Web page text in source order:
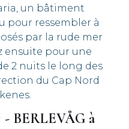
un bâtiment
pour ressembler à
par la rude mer
ensuite pour une
2 nuits le long des
du Cap Nord
BERLEVÅG à